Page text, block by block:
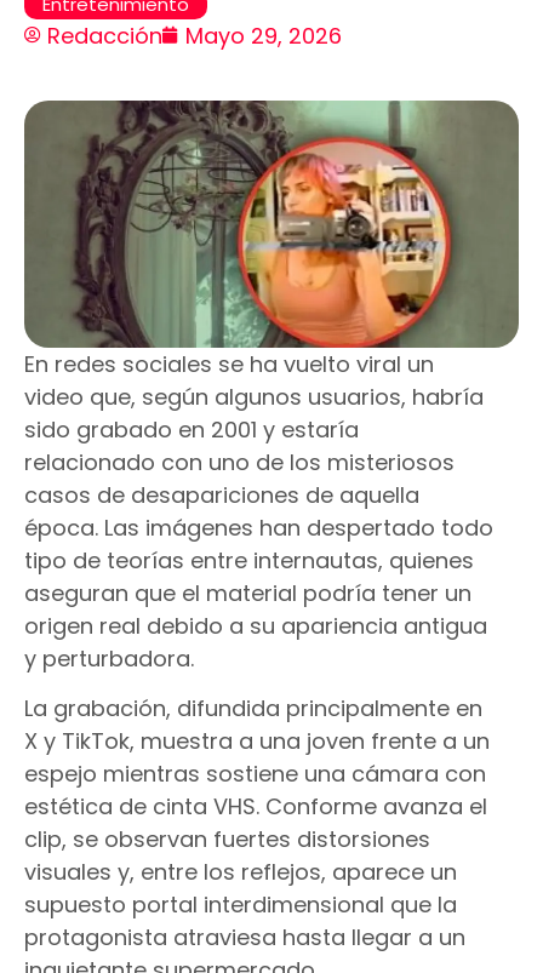
Redacción Mayo 29, 2026
En redes sociales se ha vuelto viral un
video que, según algunos usuarios, habría
sido grabado en 2001 y estaría
relacionado con uno de los misteriosos
casos de desapariciones de aquella
época. Las imágenes han despertado todo
tipo de teorías entre internautas, quienes
aseguran que el material podría tener un
origen real debido a su apariencia antigua
y perturbadora.
La grabación, difundida principalmente en
X y TikTok, muestra a una joven frente a un
espejo mientras sostiene una cámara con
estética de cinta VHS. Conforme avanza el
clip, se observan fuertes distorsiones
visuales y, entre los reflejos, aparece un
supuesto portal interdimensional que la
protagonista atraviesa hasta llegar a un